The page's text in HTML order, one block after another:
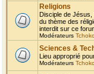
Religions
Disciple de Jésus,
du thème des
interdit sur ce
Modérateurs Tchoko
Sciences &
Lieu approprié
Modérateurs Tchoko